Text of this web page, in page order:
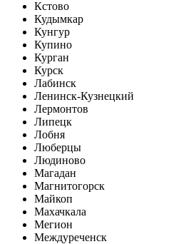
Кстово
Кудымкар
Кунгур
Купино
Курган
Курск
Лабинск
Ленинск-Кузнецкий
Лермонтов
Липецк
Лобня
Люберцы
Людиново
Магадан
Магнитогорск
Майкоп
Махачкала
Мегион
Междуреченск